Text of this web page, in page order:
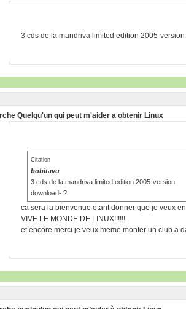
3 cds de la mandriva limited edition 2005-
Quelqu'un qui peut m'aider a obtenir Linux
Citation
bobitavu
3 cds de la mandriva limited edition 2005-version
download- ?
ca sera la bienvenue etant donner que je veux
VIVE LE MONDE DE LINUX!!!!!!
et encore merci je veux meme monter un club a